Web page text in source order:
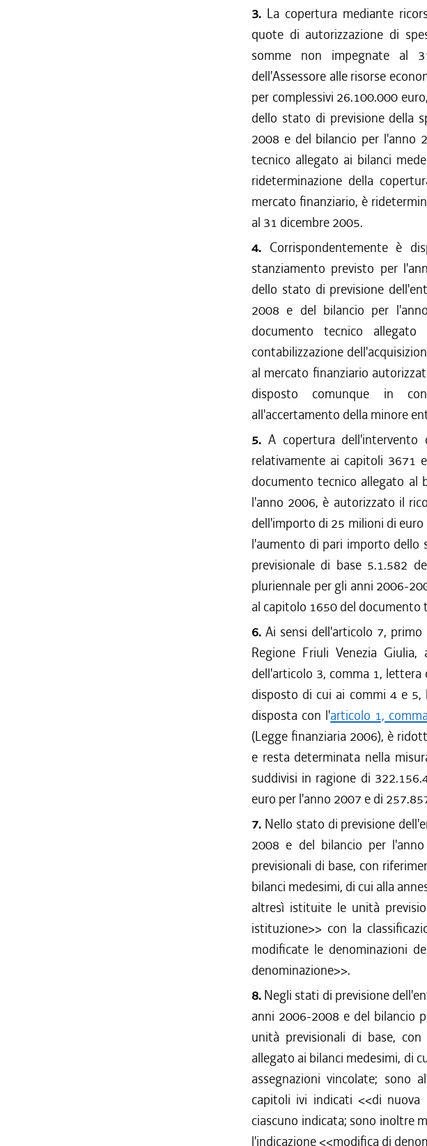
3. La copertura mediante
quote di autorizzazione di
somme non impegnate al
dell'Assessore alle risorse
per complessivi 26.100.000
dello stato di previsione della
2008 e del bilancio per l'anno
tecnico allegato ai bilanci
rideterminazione della
mercato finanziario, è
al 31 dicembre 2005.
4. Corrispondentemente è
stanziamento previsto per
dello stato di previsione
2008 e del bilancio per
documento tecnico
contabilizzazione
al mercato finanziario
disposto comunque in
all'accertamento della minore
5. A copertura
relativamente ai capitoli 3671
documento tecnico allegato al
l'anno 2006, è autorizzato il
dell'importo di 25 milioni di
l'aumento di pari importo dello
previsionale di base 5.1.582
pluriennale per gli anni 2006-
al capitolo 1650 del documento
6. Ai sensi dell'articolo 7,
Regione Friuli Venezia Giulia,
dell'articolo 3, comma 1, lettera
disposto di cui ai commi 4 e 5,
disposta con l'articolo 1,
(Legge finanziaria 2006), è
e resta determinata nella
suddivisi in ragione di
euro per l'anno 2007 e di
7. Nello stato di previsione
2008 e del bilancio per
previsionali di base, con
bilanci medesimi, di cui alla
altresì istituite le unità
istituzione>> con la
modificate le denominazioni
denominazione>>.
8. Negli stati di previsione
anni 2006-2008 e del bilancio
unità previsionali di base,
allegato ai bilanci medesimi, di
assegnazioni vincolate;
capitoli ivi indicati <<di nuova
ciascuno indicata; sono inoltre
l'indicazione <<modifica di